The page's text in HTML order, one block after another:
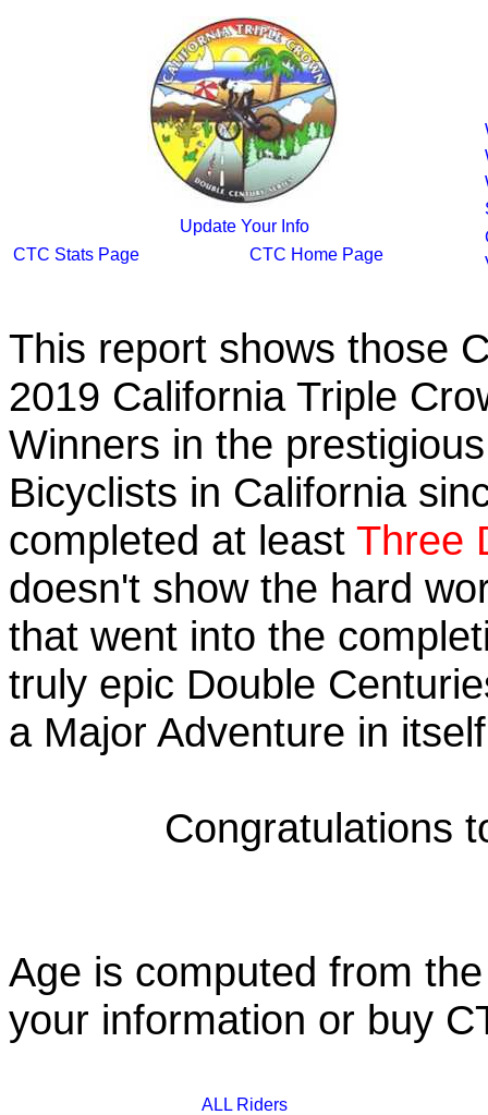
Update Your Info
CTC Stats Page
CTC Home Page
This report shows those
2019 California Triple
Winners in the
Bicyclists in California
completed at least Three
doesn't show the hard
that went into the
truly epic Double
a Major Adventure in
Congratulations
Age is computed from
your information or buy
ALL Riders